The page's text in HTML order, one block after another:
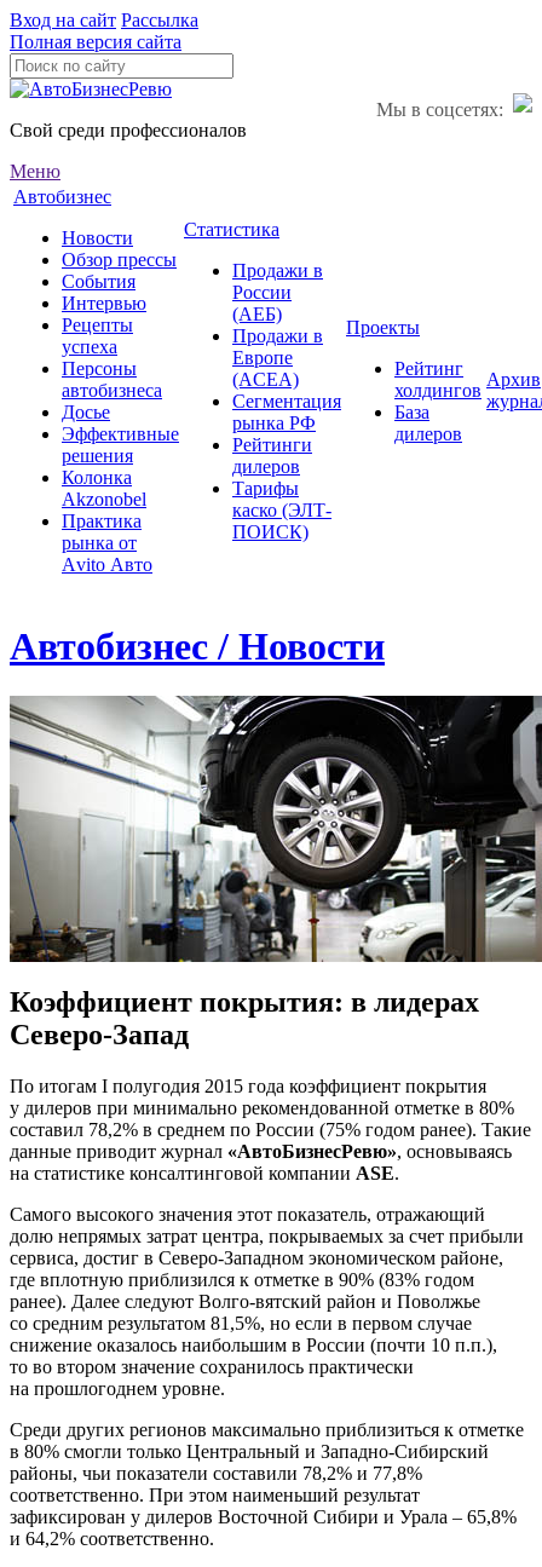
Вход на сайт Рассылка
Полная версия сайта
Мы в соцсетях:
Свой среди профессионалов
Меню
Автобизнес
Новости
Обзор прессы
События
Интервью
Рецепты
успеха
Персоны
автобизнеса
Досье
Эффективные
решения
Колонка
Akzonobel
Практика
рынка от
Аvito Авто
Статистика
Продажи в
России
(АЕБ)
Продажи в
Европе
(ACEA)
Сегментация
рынка РФ
Рейтинги
дилеров
Тарифы
каско (ЭЛТ-
ПОИСК)
Проекты
Рейтинг
холдингов
База
дилеров
Архив
Автобизнес / Новости
Коэффициент покрытия: в лидерах
Северо-Запад
По итогам I полугодия 2015 года коэффициент покрытия
у дилеров при минимально рекомендованной отметке в 80%
составил 78,2% в среднем по России (75% годом ранее). Такие
данные приводит журнал «АвтоБизнесРевю», основываясь
на статистике консалтинговой компании ASE.
Самого высокого значения этот показатель, отражающий
долю непрямых затрат центра, покрываемых за счет прибыли
сервиса, достиг в Северо-Западном экономическом районе,
где вплотную приблизился к отметке в 90% (83% годом
ранее). Далее следуют Волго-вятский район и Поволжье
со средним результатом 81,5%, но если в первом случае
снижение оказалось наибольшим в России (почти 10 п.п.),
то во втором значение сохранилось практически
на прошлогоднем уровне.
Среди других регионов максимально приблизиться к отметке
в 80% смогли только Центральный и Западно-Сибирский
районы, чьи показатели составили 78,2% и 77,8%
соответственно. При этом наименьший результат
зафиксирован у дилеров Восточной Сибири и Урала – 65,8%
и 64,2% соответственно.